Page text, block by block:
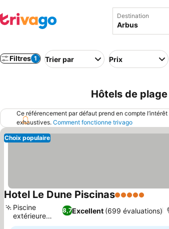
Destination
Filtres 1 Trier par Prix
Hôtels de
Ce référencement par défaut prend en compte
exhaustives. Comment fonctionne trivago
Choix populaire
Hotel Le Dune Piscinas5 Étoiles
8,7Excellent (699 évaluations)
Piscine
extérieure
isolée